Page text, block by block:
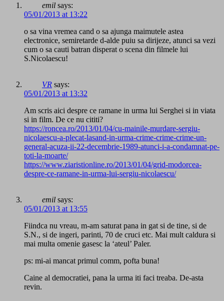
emil says:
05/01/2013 at 13:22
o sa vina vremea cand o sa ajunga maimutele astea
electronice, semiretarde d-alde puiu sa dirijeze, atunci sa vezi
cum o sa cauti batran disperat o scena din filmele lui
S.Nicolaescu!
VR says:
05/01/2013 at 13:32
Am scris aici despre ce ramane in urma lui Serghei si in viata
si in film. De ce nu cititi?
https://roncea.ro/2013/01/04/cu-mainile-murdare-sergiu-
nicolaescu-a-plecat-lasand-in-urma-crime-crime-crime-un-
general-acuza-ii-22-decembrie-1989-atunci-i-a-condamnat-pe-
toti-la-moarte/
https://www.ziaristionline.ro/2013/01/04/grid-modorcea-
despre-ce-ramane-in-urma-lui-sergiu-nicolaescu/
emil says:
05/01/2013 at 13:55
Fiindca nu vreau, m-am saturat pana in gat si de tine, si de
S.N., si de ingeri, parinti, 70 de cruci etc. Mai mult caldura si
mai multa omenie gasesc la ‘ateul’ Paler.
ps: mi-ai mancat primul comm, pofta buna!
Caine al democratiei, pana la urma iti faci treaba. De-asta
revin.